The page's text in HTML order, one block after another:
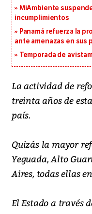
MiAmbiente
incumplimientos
Panamá refuerza la
ante amenazas en sus
Temporada de
La actividad de
treinta años de
país.
Quizás la mayor
Yeguada, Alto
Aires, todas ellas
El Estado a través